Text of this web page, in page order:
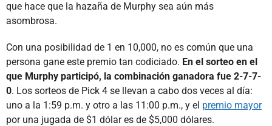
que hace que la hazaña de Murphy sea aún más
asombrosa.
Con una posibilidad de 1 en 10,000, no es común que una
persona gane este premio tan codiciado. En el sorteo en el
que Murphy participó, la combinación ganadora fue 2-7-7-
0. Los sorteos de Pick 4 se llevan a cabo dos veces al día:
uno a la 1:59 p.m. y otro a las 11:00 p.m., y el premio mayor
por una jugada de $1 dólar es de $5,000 dólares.